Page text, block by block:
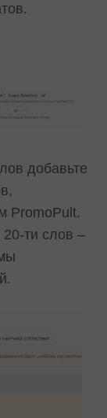
добавьте
PromoPult.
ти слов –